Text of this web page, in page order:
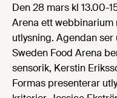
Den 28 mars kl 13.00-
Arena ett
utlysning. Agendan ser
Sweden Food Arena
sensorik, Kerstin
Formas presenterar